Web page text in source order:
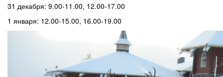
31 декабря: 9.00-11.00, 12.00-17.00
1 января: 12.00-15.00, 16.00-19.00